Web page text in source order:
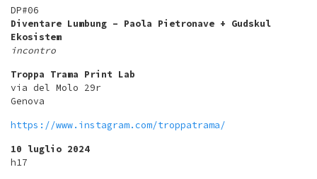
DP#06
Diventare Lumbung – Paola Pietronave + Gudskul
Ekosistem
incontro
Troppa Trama Print Lab
via del Molo 29r
Genova
https://www.instagram.com/troppatrama/
10 luglio 2024
h17